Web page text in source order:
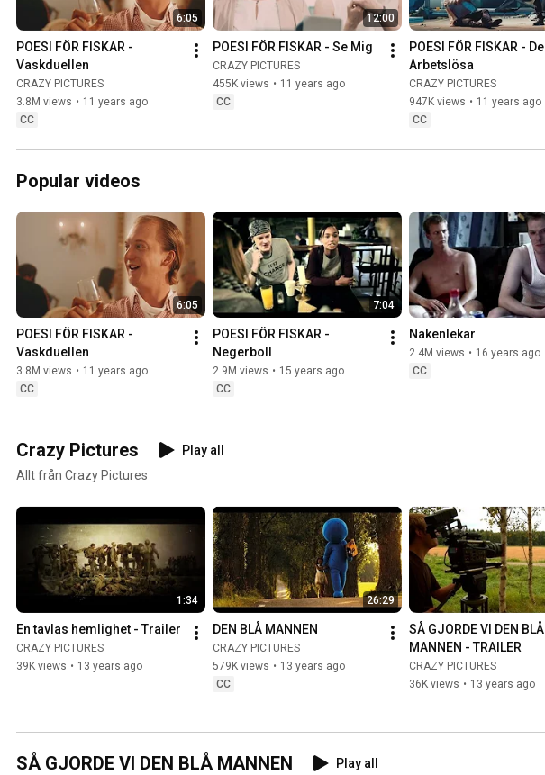
6:05
POESI FÖR FISKAR -
Vaskduellen
CRAZY PICTURES
3.8M views • 11 years ago
CC
12:00
POESI FÖR FISKAR - Se Mig
CRAZY PICTURES
455K views • 11 years ago
CC
POESI FÖR FISKAR - De
Arbetslösa
CRAZY PICTURES
947K views • 11 years ago
CC
Popular videos
6:05
POESI FÖR FISKAR -
Vaskduellen
3.8M views • 11 years ago
CC
7:04
POESI FÖR FISKAR -
Negerboll
2.9M views • 15 years ago
CC
Nakenlekar
2.4M views • 16 years ago
CC
Crazy Pictures
Play all
Allt från Crazy Pictures
1:34
En tavlas hemlighet - Trailer
CRAZY PICTURES
39K views • 13 years ago
26:29
DEN BLÅ MANNEN
CRAZY PICTURES
579K views • 13 years ago
CC
SÅ GJORDE VI DEN BLÅ
MANNEN - TRAILER
CRAZY PICTURES
36K views • 13 years ago
SÅ GJORDE VI DEN BLÅ MANNEN
Play all